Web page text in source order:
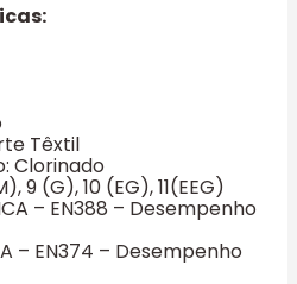
Têxtil
Clorinado
9 (G), 10 (EG), 11(EEG)
– EN388 – Desempenho
– EN374 – Desempenho